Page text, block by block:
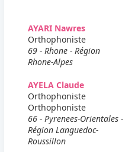
AYARI Nawres
Orthophoniste
69 - Rhone - Région
Rhone-Alpes
AYELA Claude
Orthophoniste
Orthophoniste
66 - Pyrenees-Orientales -
Région Languedoc-
Roussillon